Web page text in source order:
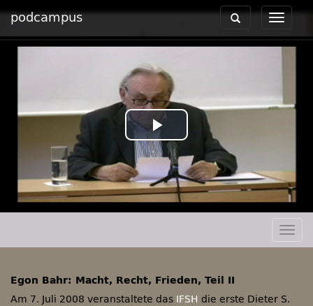
podcampus
Toggle
Toggle
Play
Video
Egon Bahr: Macht, Recht, Frieden, Teil II
Am 7. Juli 2008 veranstaltete das IFSH die erste Dieter S.